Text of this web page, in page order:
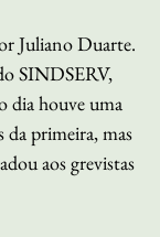
Juliano Duarte.
SINDSERV,
dia houve uma
da primeira, mas
aos grevistas